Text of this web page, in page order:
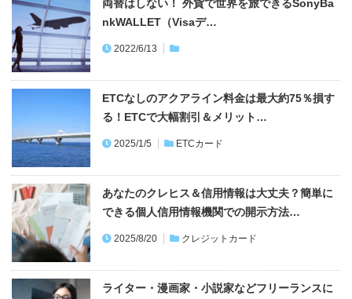
両替はしない！ 外貨で世界を旅できるSonyBa
nkWALLET（Visaデ…
2022/6/13
ETCなしのアクアライン料金は最大約75％損す
る！ETCで大幅割引＆メリット…
2025/1/5 ETCカード
あなたのクレヒス＆信用情報は大丈夫？簡単に
できる個人信用情報機関での開示方法…
2025/8/20 クレジットカード
ライター・漫画家・小説家などフリーランスに